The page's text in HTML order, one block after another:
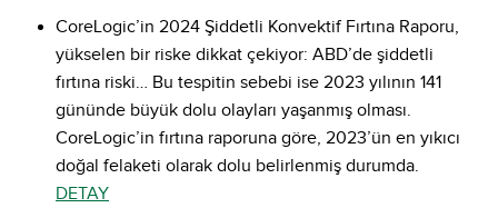
CoreLogic’in 2024 Şiddetli Konvektif Fırtına Raporu,
yükselen bir riske dikkat çekiyor: ABD’de şiddetli
fırtına riski… Bu tespitin sebebi ise 2023 yılının 141
gününde büyük dolu olayları yaşanmış olması.
CoreLogic’in fırtına raporuna göre, 2023’ün en yıkıcı
doğal felaketi olarak dolu belirlenmiş durumda.
DETAY